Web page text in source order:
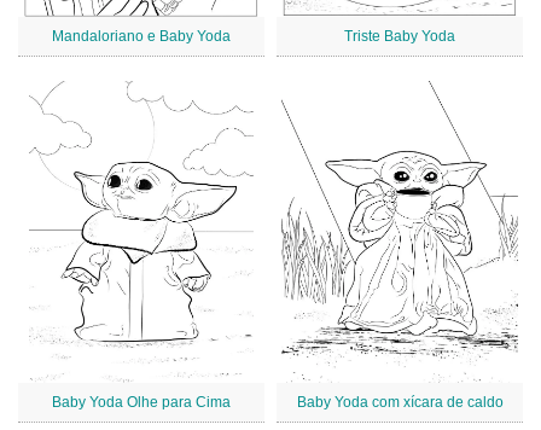
Mandaloriano e Baby Yoda Triste Baby Yoda
Baby Yoda Olhe para Cima Baby Yoda com xícara de caldo